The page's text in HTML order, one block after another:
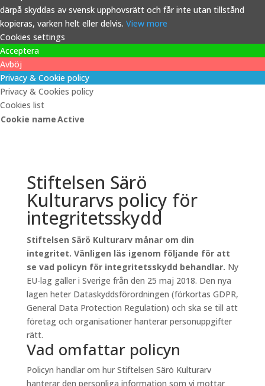
därpå skyddas av svensk upphovsrätt och får inte utan tillstånd
kopieras, varken helt eller delvis. View more
Cookies settings
Acceptera
Avböj
Privacy & Cookie policy
Privacy & Cookies policy
Cookies list
Cookie nameActive
Stiftelsen Särö
Kulturarvs policy för
integritetsskydd
Stiftelsen Särö Kulturarv månar om din
integritet. Vänligen läs igenom följande för att
se vad policyn för integritetsskydd behandlar. Ny
EU-lag gäller i Sverige från den 25 maj 2018. Den nya
lagen heter Dataskyddsförordningen (förkortas GDPR,
General Data Protection Regulation) och ska se till att
företag och organisationer hanterar personuppgifter
rätt.
Vad omfattar policyn
Policyn handlar om hur Stiftelsen Särö Kulturarv
hanterar den personliga information som vi mottar